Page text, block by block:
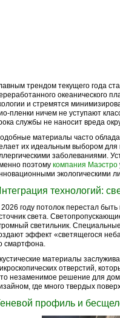
трендом текущего года
океанического
и стремятся
пленки ничем не уступают
службы не наносит вреда
материалы часто
их идеальным выбором для
заболеваниями.
поэтому компания Маэстро
экологическими
технологий:
2026 году потолок перестал
света.
светильник.
эффект «светящегося
смартфона.
материалы
отверстий,
незаменимое решение для
где много твердых
профиль и